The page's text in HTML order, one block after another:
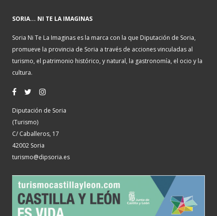
SORIA... NI TE LA IMAGINAS
Soria Ni Te La Imaginas es la marca con la que Diputación de Soria,
promueve la provincia de Soria a través de acciones vinculadas al
turismo, el patrimonio histórico, y natural, la gastronomía, el ocio y la
cultura.
Diputación de Soria
(Turismo)
C/ Caballeros, 17
42002 Soria
turismo@dipsoria.es